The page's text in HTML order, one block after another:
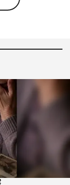
史を学びに、河
堪能する。
る「ニッポ
媛県松山市」を
「松山市」を代
のお殿様が異国
」がスタジオに
は、板橋区の坂